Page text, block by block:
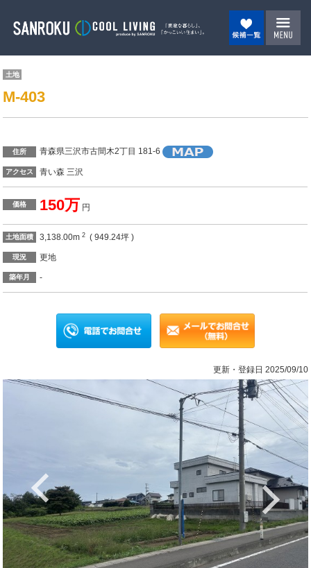
土地
M-403
住所 青森県三沢市古間木2丁目 181-6
アクセス 青い森 三沢
価格 150万 円
土地面積 3,138.00m2 ( 949.24坪 )
現況 更地
築年月 -
更新・登録日 2025/09/10
Previous